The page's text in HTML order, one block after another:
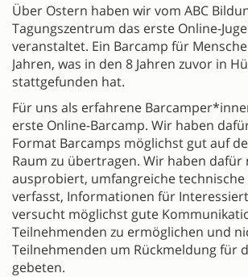
Über Ostern haben wir vom ABC
Tagungszentrum das erste Online-
veranstaltet. Ein Barcamp für
Jahren, was in den 8 Jahren zuvor in
stattgefunden hat.
Für uns als erfahrene
erste Online-Barcamp. Wir haben
Format Barcamps möglichst gut auf
Raum zu übertragen. Wir haben dafür
ausprobiert, umfangreiche
verfasst, Informationen für
versucht möglichst gute
Teilnehmenden zu ermöglichen und
Teilnehmenden um Rückmeldung für
gebeten.